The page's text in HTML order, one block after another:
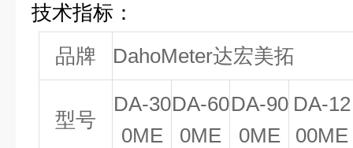
技术指标：
品牌
DahoMeter达宏美拓
型号
DA-30
0ME
DA-60
0ME
DA-90
0ME
DA-12
00ME